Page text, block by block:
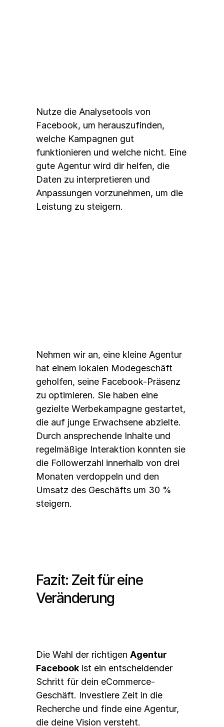
Nutze die Analysetools von
Facebook, um herauszufinden,
welche Kampagnen gut
funktionieren und welche nicht. Eine
gute Agentur wird dir helfen, die
Daten zu interpretieren und
Anpassungen vorzunehmen, um die
Leistung zu steigern.
Nehmen wir an, eine kleine Agentur
hat einem lokalen Modegeschäft
geholfen, seine Facebook-Präsenz
zu optimieren. Sie haben eine
gezielte Werbekampagne gestartet,
die auf junge Erwachsene abzielte.
Durch ansprechende Inhalte und
regelmäßige Interaktion konnten sie
die Followerzahl innerhalb von drei
Monaten verdoppeln und den
Umsatz des Geschäfts um 30 %
steigern.
Fazit: Zeit für eine
Veränderung
Die Wahl der richtigen Agentur
Facebook ist ein entscheidender
Schritt für dein eCommerce-
Geschäft. Investiere Zeit in die
Recherche und finde eine Agentur,
die deine Vision versteht.